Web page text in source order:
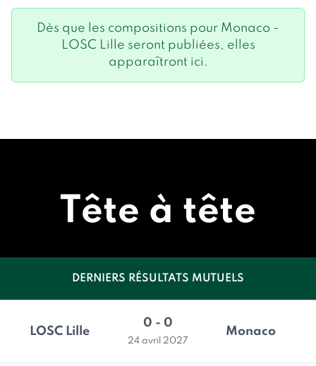
Dès que les compositions pour Monaco -
LOSC Lille seront publiées, elles
apparaîtront ici.
Tête à tête
DERNIERS RÉSULTATS MUTUELS
LOSC Lille
0 - 0
24 avril 2027
Monaco